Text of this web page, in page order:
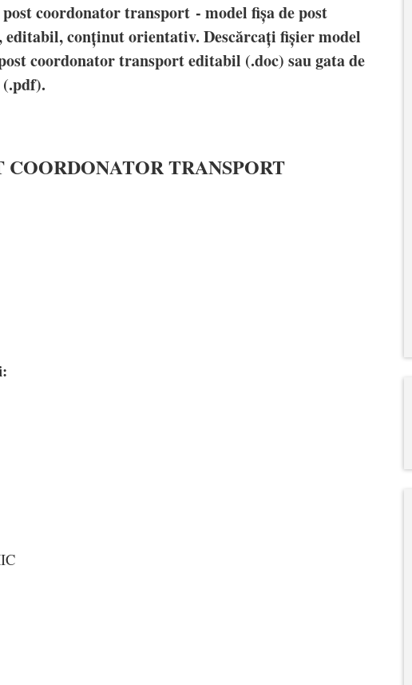
post coordonator transport - model fișa de post
conținut orientativ. Descărcați fișier model
coordonator transporteditabil (.doc) sau gata de
COORDONATOR TRANSPORT